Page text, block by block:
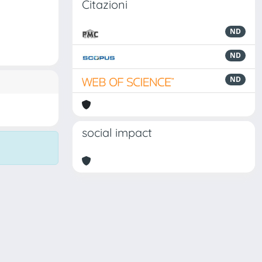
Citazioni
ND
ND
ND
social impact